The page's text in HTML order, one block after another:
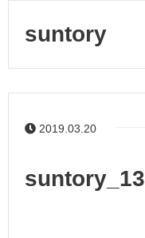
suntory
2019.03.20
suntory_13